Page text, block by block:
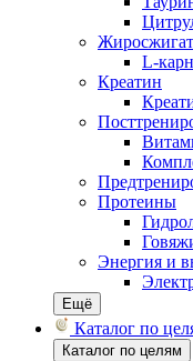
L-
Креатин
Протеины
Энергия и
Ещё
Каталог по
Каталог по целям